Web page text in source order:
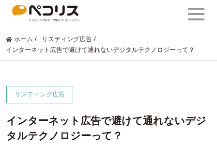
ホーム / リスティング広告 /
インターネット広告で避けて通れないデジタルテクノロジーって？
リスティング広告
インターネット広告で避けて通れないデジ
タルテクノロジーって？